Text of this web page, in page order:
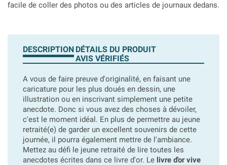
facile de coller des photos ou des articles de journaux dedans.
DESCRIPTION DÉTAILS DU PRODUIT
AVIS VÉRIFIÉS
A vous de faire preuve d'originalité, en faisant une
caricature pour les plus doués en dessin, une
illustration ou en inscrivant simplement une petite
anecdote. Donc si vous avez des choses à dévoiler,
c'est le moment idéal. En plus de permettre au jeune
retraité(e) de garder un excellent souvenirs de cette
journée, il pourra également mettre de l'ambiance.
Mettez au défi le jeune retraité de lire toutes les
anecdotes écrites dans ce livre d'or. Le livre d'or vive